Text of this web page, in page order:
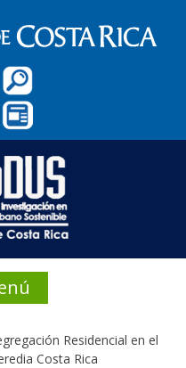
Residencial en el
Costa Rica